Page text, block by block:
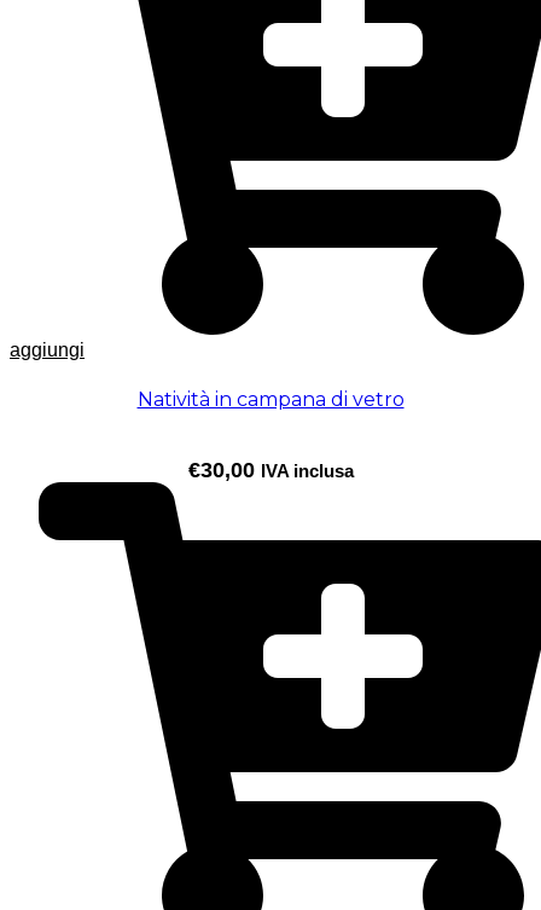
aggiungi
Natività in campana di vetro
€30,00 IVA inclusa